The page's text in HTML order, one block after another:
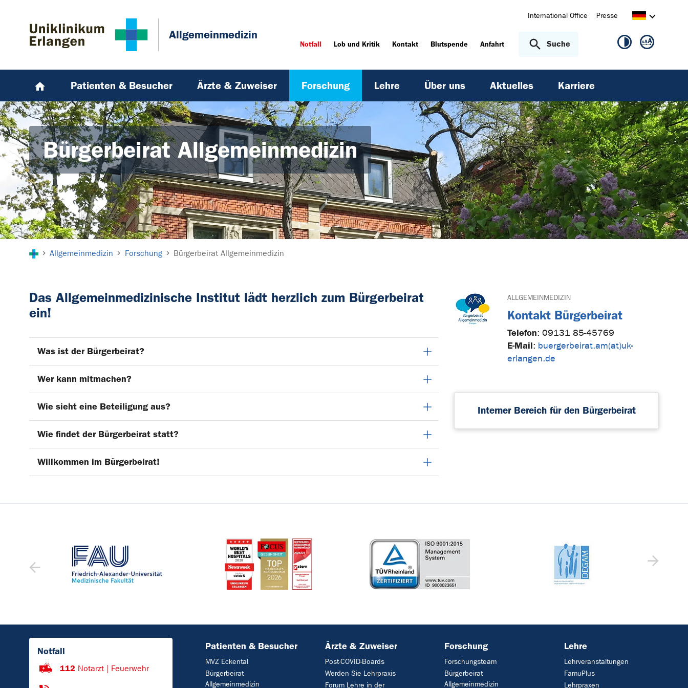
Allgemeinmedizin
International Office Presse
Notfall Lob und Kritik Kontakt Blutspende Anfahrt Suche
Patienten & Besucher Ärzte & Zuweiser Forschung Lehre Über uns Aktuelles Karriere
Bürgerbeirat Allgemeinmedizin
Allgemeinmedizin Forschung Bürgerbeirat Allgemeinmedizin
Das Allgemeinmedizinische Institut lädt herzlich zum Bürgerbeirat
ein!
Was ist der Bürgerbeirat?
Wer kann mitmachen?
Wie sieht eine Beteiligung aus?
Wie findet der Bürgerbeirat statt?
Willkommen im Bürgerbeirat!
ALLGEMEINMEDIZIN
Kontakt Bürgerbeirat
Telefon: 09131 85-45769
E-Mail: buergerbeirat.am(at)uk-
erlangen.de
Interner Bereich für den Bürgerbeirat
Notfall
112 Notarzt | Feuerwehr
Patienten & Besucher
MVZ Eckental
Bürgerbeirat
Allgemeinmedizin
Ärzte & Zuweiser
Post-COVID-Boards
Werden Sie Lehrpraxis
Forum Lehre in der
Forschung
Forschungsteam
Bürgerbeirat
Allgemeinmedizin
Lehre
Lehrveranstaltungen
FamuPlus
Lehrpraxen